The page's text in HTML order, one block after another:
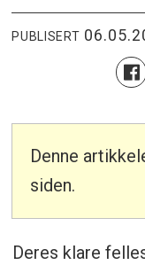
PUBLISERT
Denne
siden.
Deres klare